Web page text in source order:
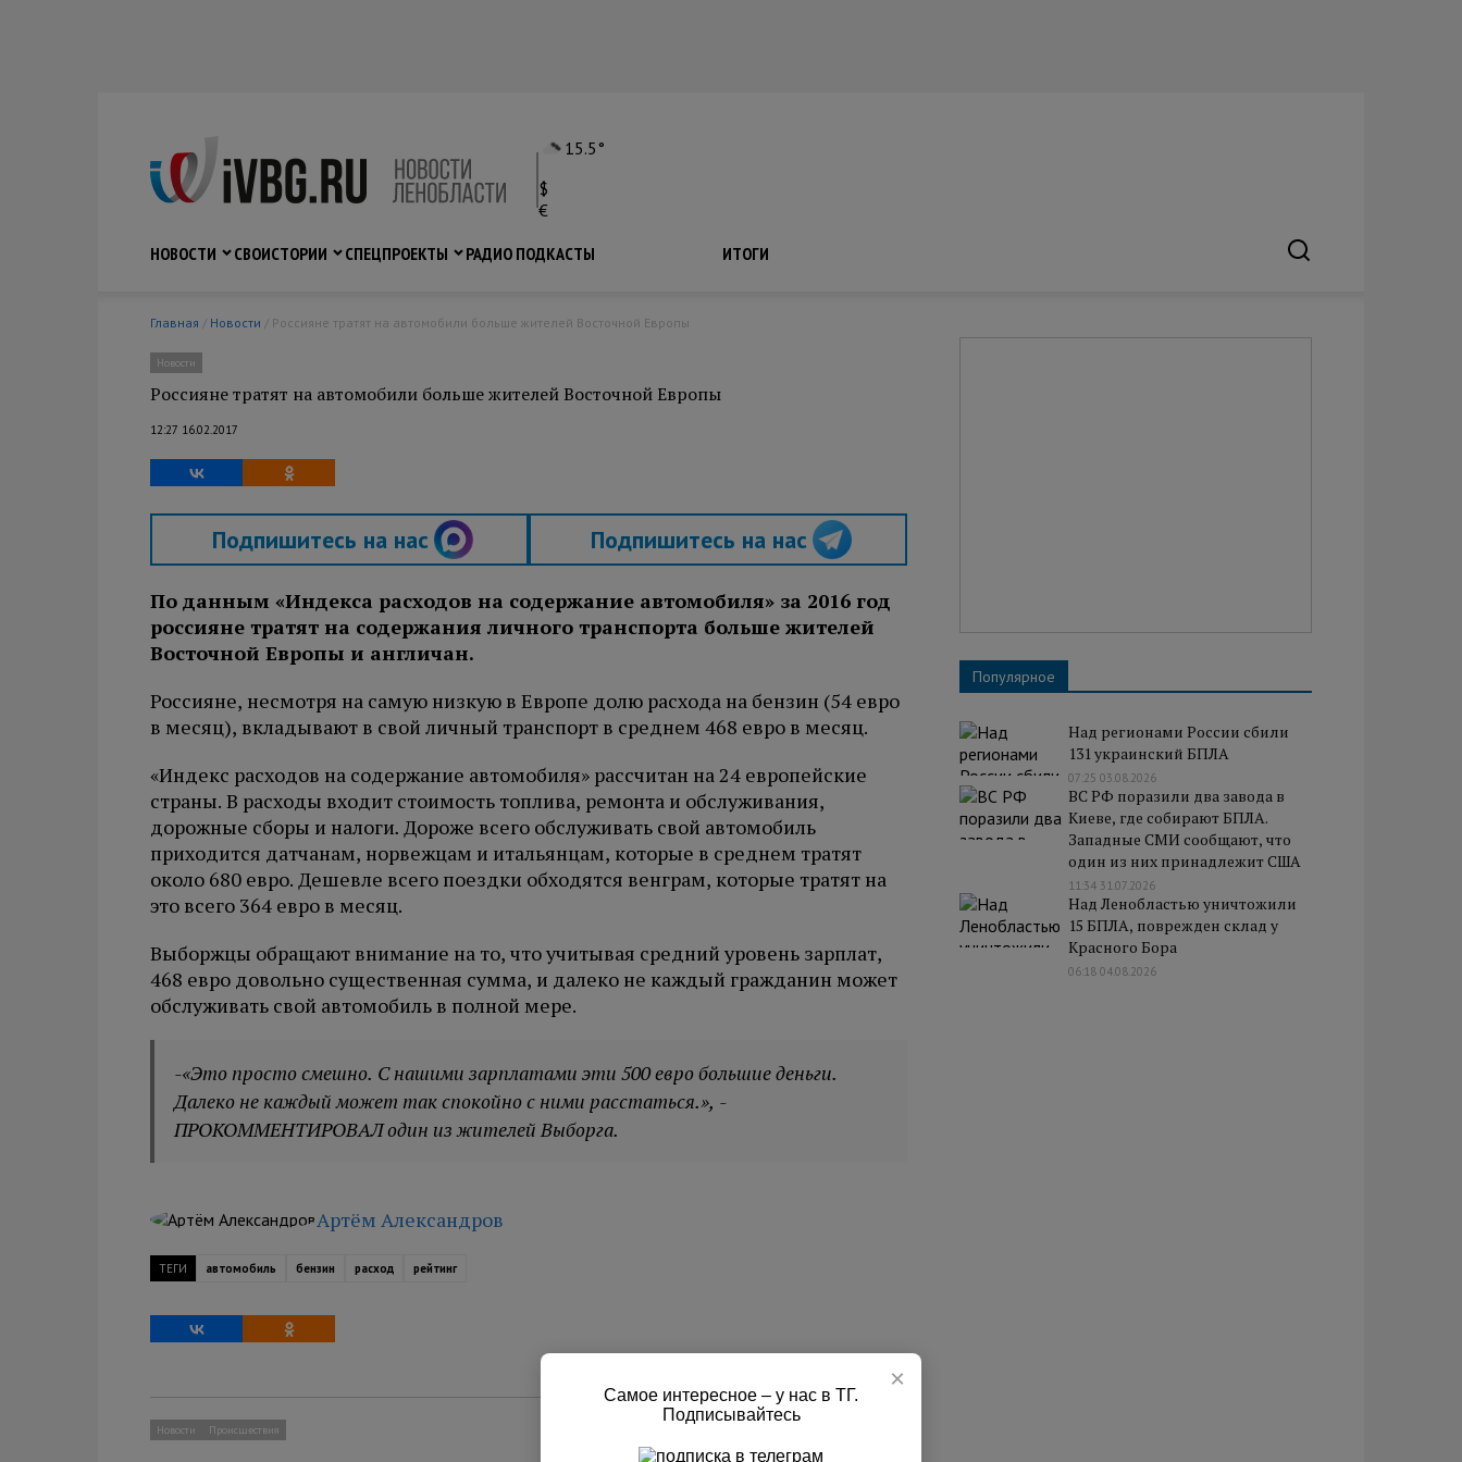
15.5°
$
€
НОВОСТИ
СВОИСТОРИИ СПЕЦПРОЕКТЫ РАДИО ПОДКАСТЫ ИТОГИ
Главная / Новости / Россияне тратят на автомобили больше жителей Восточной Европы
Новости
Россияне тратят на автомобили больше жителей Восточной Европы
12:27 16.02.2017
Подпишитесь на нас Подпишитесь на нас
По данным «Индекса расходов на содержание автомобиля» за 2016 год
россияне тратят на содержания личного транспорта больше жителей
Восточной Европы и англичан.
Россияне, несмотря на самую низкую в Европе долю расхода на бензин (54 евро
в месяц), вкладывают в свой личный транспорт в среднем 468 евро в месяц.
«Индекс расходов на содержание автомобиля» рассчитан на 24 европейские
страны. В расходы входит стоимость топлива, ремонта и обслуживания,
дорожные сборы и налоги. Дороже всего обслуживать свой автомобиль
приходится датчанам, норвежцам и итальянцам, которые в среднем тратят
около 680 евро. Дешевле всего поездки обходятся венграм, которые тратят на
это всего 364 евро в месяц.
Выборжцы обращают внимание на то, что учитывая средний уровень зарплат,
468 евро довольно существенная сумма, и далеко не каждый гражданин может
обслуживать свой автомобиль в полной мере.
-«Это просто смешно. С нашими зарплатами эти 500 евро большие деньги.
Далеко не каждый может так спокойно с ними расстаться.», -
ПРОКОММЕНТИРОВАЛ один из жителей Выборга.
Артём Александров
ТЕГИ автомобиль бензин расход рейтинг
Новости Происшествия
Популярное
Над регионами России сбили
131 украинский БПЛА
07:25 03.08.2026
ВС РФ поразили два завода в
Киеве, где собирают БПЛА.
Западные СМИ сообщают, что
один из них принадлежит США
11:34 31.07.2026
Над Ленобластью уничтожили
15 БПЛА, поврежден склад у
Красного Бора
06:18 04.08.2026
×
Самое интересное – у нас в ТГ.
Подписывайтесь